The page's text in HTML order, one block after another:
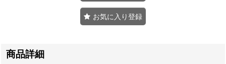
お気に入り登録
商品詳細